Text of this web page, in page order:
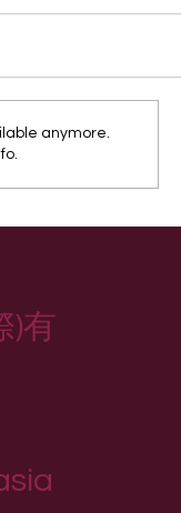
anymore.
)有